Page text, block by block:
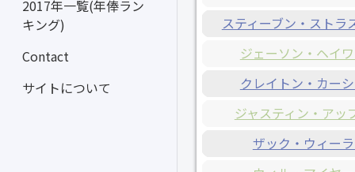
2017年一覧(年俸ラン
キング)
Contact
サイトについて
スティーブン・ストラ
ジェーソン・ヘイ
クレイトン・カー
ジャスティン・アッ
ザック・ウィー